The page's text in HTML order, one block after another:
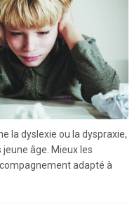
la dyslexie ou la dyspraxie,
âge. Mieux les
adapté à